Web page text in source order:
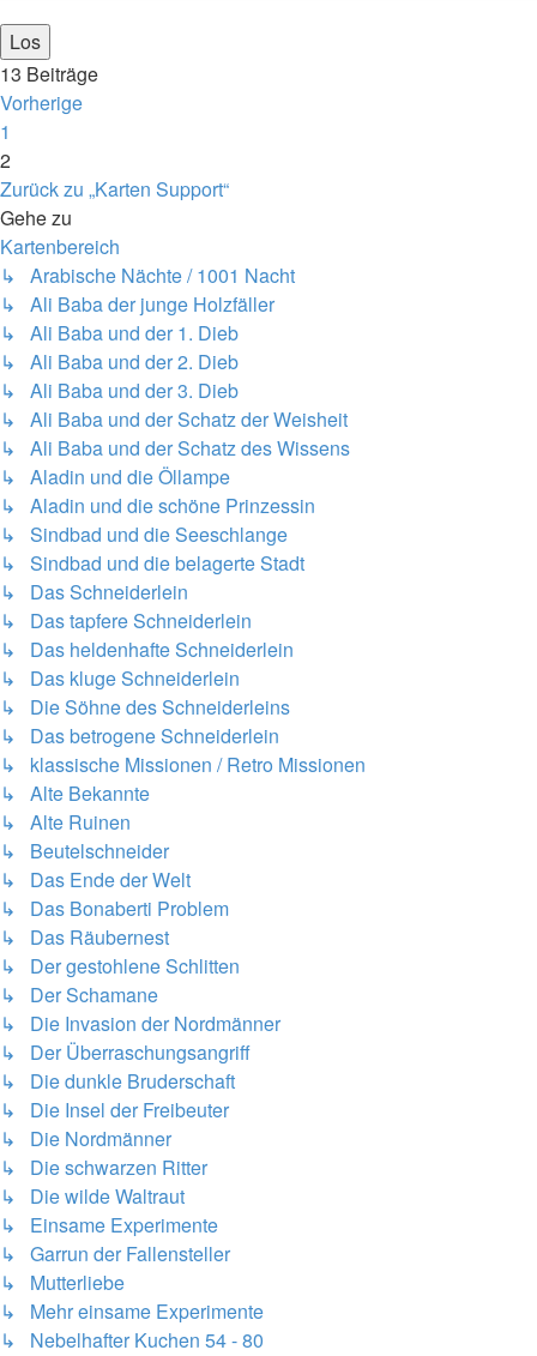
13 Beiträge
Vorherige
1
2
Zurück zu „Karten Support“
Gehe zu
Kartenbereich
↳ Arabische Nächte / 1001 Nacht
↳ Ali Baba der junge Holzfäller
↳ Ali Baba und der 1. Dieb
↳ Ali Baba und der 2. Dieb
↳ Ali Baba und der 3. Dieb
↳ Ali Baba und der Schatz der Weisheit
↳ Ali Baba und der Schatz des Wissens
↳ Aladin und die Öllampe
↳ Aladin und die schöne Prinzessin
↳ Sindbad und die Seeschlange
↳ Sindbad und die belagerte Stadt
↳ Das Schneiderlein
↳ Das tapfere Schneiderlein
↳ Das heldenhafte Schneiderlein
↳ Das kluge Schneiderlein
↳ Die Söhne des Schneiderleins
↳ Das betrogene Schneiderlein
↳ klassische Missionen / Retro Missionen
↳ Alte Bekannte
↳ Alte Ruinen
↳ Beutelschneider
↳ Das Ende der Welt
↳ Das Bonaberti Problem
↳ Das Räubernest
↳ Der gestohlene Schlitten
↳ Der Schamane
↳ Die Invasion der Nordmänner
↳ Der Überraschungsangriff
↳ Die dunkle Bruderschaft
↳ Die Insel der Freibeuter
↳ Die Nordmänner
↳ Die schwarzen Ritter
↳ Die wilde Waltraut
↳ Einsame Experimente
↳ Garrun der Fallensteller
↳ Mutterliebe
↳ Mehr einsame Experimente
↳ Nebelhafter Kuchen 54 - 80